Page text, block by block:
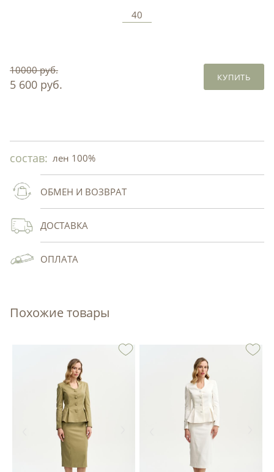
40
10000 руб.
5 600 руб. КУПИТЬ
состав: лен 100%
ОБМЕН И ВОЗВРАТ
ДОСТАВКА
ОПЛАТА
Похожие товары